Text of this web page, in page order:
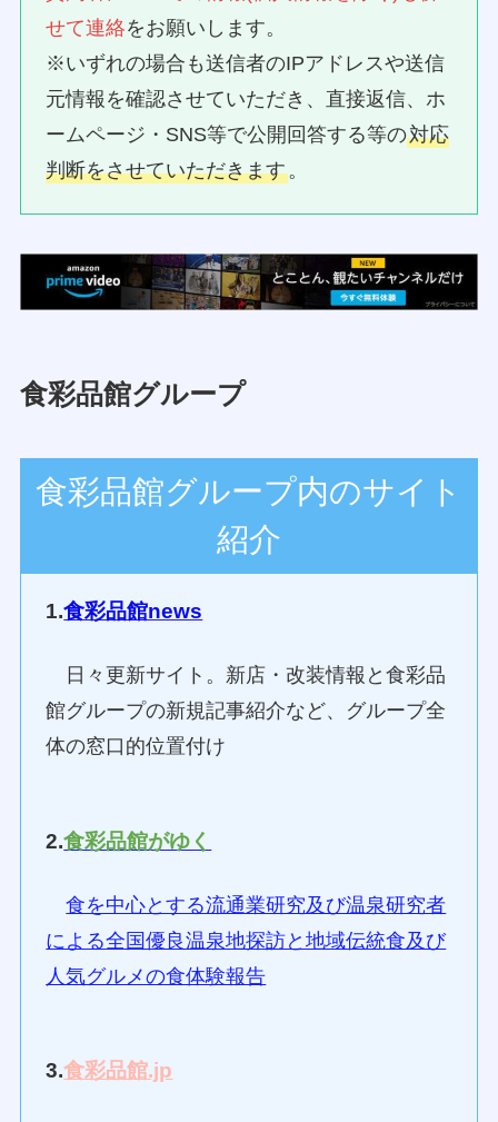
せて連絡をお願いします。
※いずれの場合も送信者のIPアドレスや送信
元情報を確認させていただき、直接返信、ホ
ームページ・SNS等で公開回答する等の対応
判断をさせていただきます。
食彩品館グループ
食彩品館グループ内のサイト
紹介
1.食彩品館news
日々更新サイト。新店・改装情報と食彩品
館グループの新規記事紹介など、グループ全
体の窓口的位置付け
2.食彩品館がゆく
食を中心とする流通業研究及び温泉研究者
による全国優良温泉地探訪と地域伝統食及び
人気グルメの食体験報告
3.食彩品館.jp